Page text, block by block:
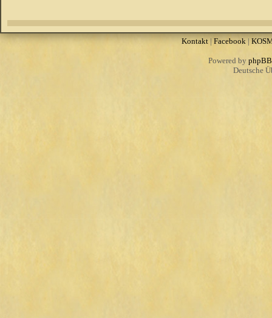
Kontakt|Facebook|
Powered by phpBB
Deutsche